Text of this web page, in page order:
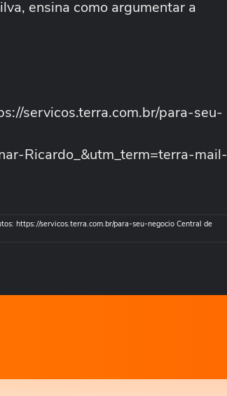
ensina como argumentar a
servicos.terra.com.br/para-seu-
Ricardo_&utm_term=terra-mail-
https://servicos.terra.com.br/para-seu-negocio Central de